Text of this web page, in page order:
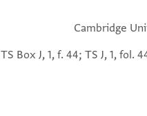
Cambridge
TS Box J, 1, f. 44; TS J, 1, fol.